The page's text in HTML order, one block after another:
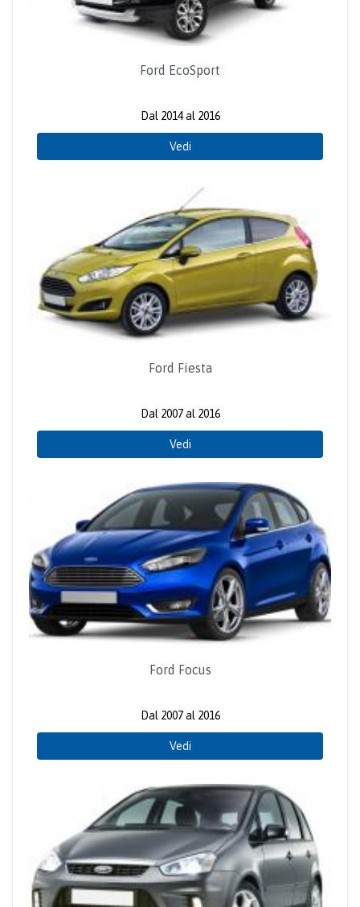
Ford EcoSport
Dal 2014 al 2016
Vedi
Ford Fiesta
Dal 2007 al 2016
Vedi
Ford Focus
Dal 2007 al 2016
Vedi